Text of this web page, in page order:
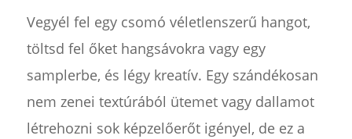
Vegyél fel egy csomó véletlenszerű hangot,
töltsd fel őket hangsávokra vagy egy
samplerbe, és légy kreatív. Egy szándékosan
nem zenei textúrából ütemet vagy dallamot
létrehozni sok képzelőerőt igényel, de ez a